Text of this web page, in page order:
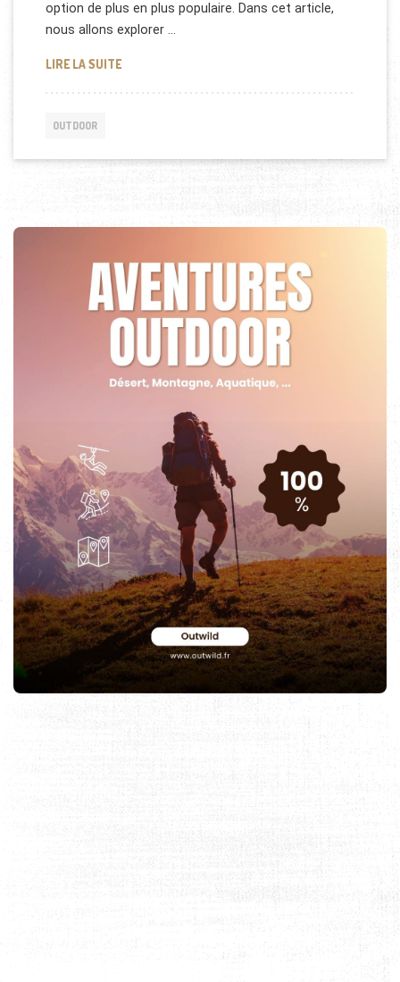
option de plus en plus populaire. Dans cet article,
nous allons explorer …
LIRE LA SUITEPOURQUOI PRIVILÉGIER UNE LAMPE TORCHE
OUTDOOR